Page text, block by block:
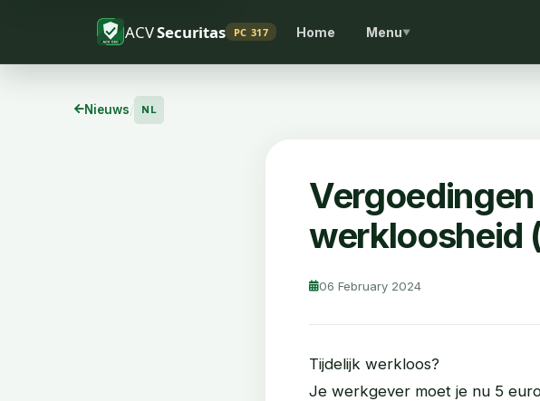
ACVSecuritas PC 317 Home Menu▼
Nieuws NL
werkloosheid
06 February 2024
Tijdelijk werkloos?
Je werkgever moet je nu 5